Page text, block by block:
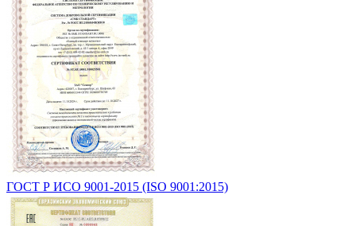
ГОСТ Р ИСО 9001-2015 (ISO 9001:2015)